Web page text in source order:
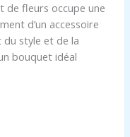
de fleurs occupe une
d’un accessoire
du style et de la
bouquet idéal